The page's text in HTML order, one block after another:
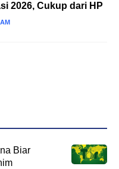
2026, Cukup dari HP
Biar